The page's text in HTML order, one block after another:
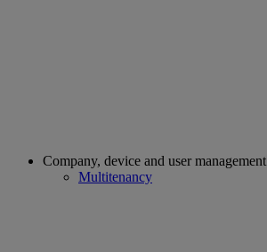
Company, device and user management
Multitenancy